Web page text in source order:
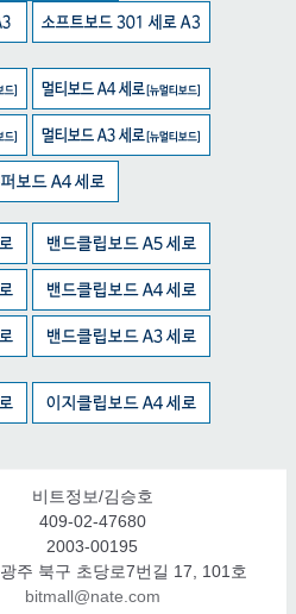
비트정보/김승호
409-02-47680
2003-00195
주 북구 초당로7번길 17, 101호
bitmall@nate.com